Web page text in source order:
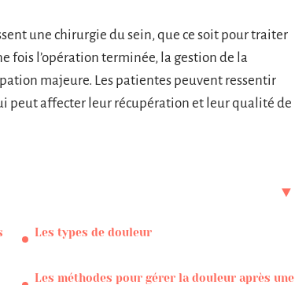
une chirurgie du sein, que ce soit pour traiter
fois l’opération terminée, la gestion de la
majeure. Les patientes peuvent ressentir
peut affecter leur récupération et leur qualité de
Les types de douleur
Les méthodes pour gérer la douleur après une